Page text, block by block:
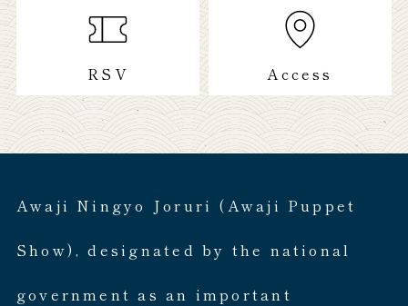
RSV Access
Awaji Ningyo Joruri (Awaji Puppet
Show), designated by the national
government as an important